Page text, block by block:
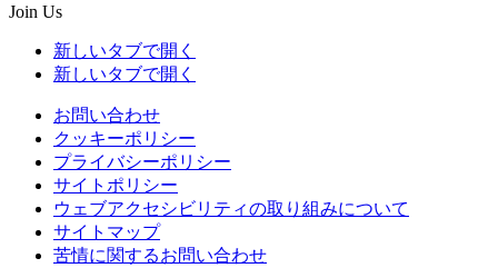
Join Us
新しいタブで開く
新しいタブで開く
お問い合わせ
クッキーポリシー
プライバシーポリシー
サイトポリシー
ウェブアクセシビリティの取り組みについて
サイトマップ
苦情に関するお問い合わせ